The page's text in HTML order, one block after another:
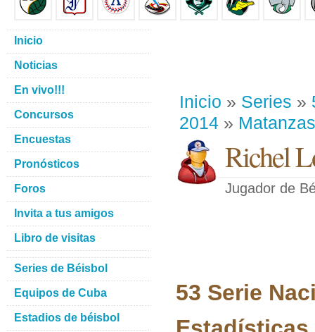
Inicio » Series »
2014 » Matanzas
Richel
Jugador de
53 Serie
Inicio
Noticias
En vivo!!!
Concursos
Encuestas
Pronósticos
Foros
Invita a tus amigos
Libro de visitas
Series de Béisbol
Equipos de Cuba
Estadios de béisbol